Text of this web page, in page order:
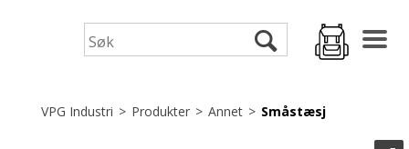
VPG Industri>Produkter>Annet>Småstæsj